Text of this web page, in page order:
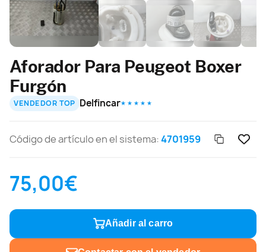
Aforador Para Peugeot Boxer
Furgón
VENDEDOR TOP Delfincar★ ★ ★ ★ ★
Código de artículo en el sistema:4701959
75,00€
Añadir al carro